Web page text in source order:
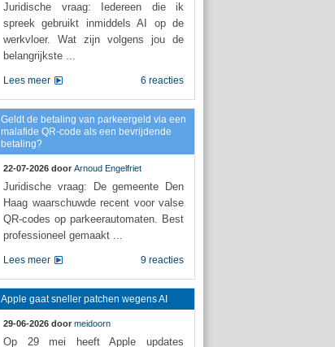
Juridische vraag: Iedereen die ik
spreek gebruikt inmiddels AI op de
werkvloer. Wat zijn volgens jou de
belangrijkste ...
6 reacties
Lees meer
Geldt de betaling van parkeergeld via een
malafide QR-code als een bevrijdende
betaling?
22-07-2026 door Arnoud Engelfriet
Juridische vraag: De gemeente Den
Haag waarschuwde recent voor valse
QR-codes op parkeerautomaten. Best
professioneel gemaakt ...
9 reacties
Lees meer
Apple gaat sneller patchen wegens AI
29-06-2026 door meidoorn
Op 29 mei heeft Apple updates